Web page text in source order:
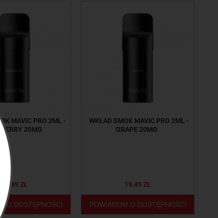
MAVIC PRO 2ML -
20MG
19,49 ZŁ
O DOSTĘPNOŚCI
WKŁAD SMOK MAVIC PRO 2ML -
GRAPE 20MG
19,49 ZŁ
POWIADOM O DOSTĘPNOŚCI